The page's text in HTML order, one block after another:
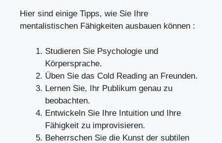
Hier sind einige Tipps, wie Sie Ihre
mentalistischen Fähigkeiten ausbauen können :
Studieren Sie Psychologie und
Körpersprache.
Üben Sie das Cold Reading an Freunden.
Lernen Sie, Ihr Publikum genau zu
beobachten.
Entwickeln Sie Ihre Intuition und Ihre
Fähigkeit zu improvisieren.
Beherrschen Sie die Kunst der subtilen